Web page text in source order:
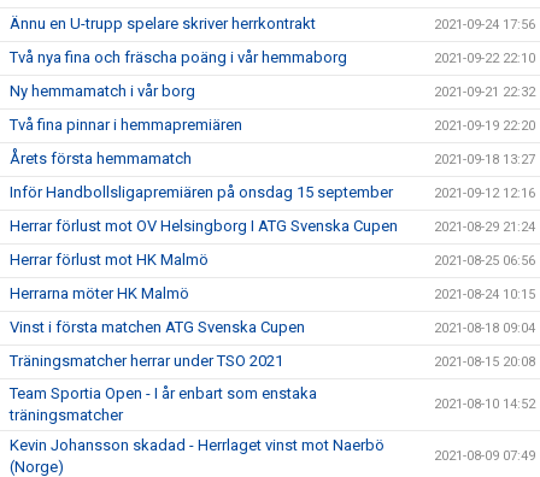
Ännu en U-trupp spelare skriver herrkontrakt 2021-09-24 17:56
Två nya fina och fräscha poäng i vår hemmaborg 2021-09-22 22:10
Ny hemmamatch i vår borg 2021-09-21 22:32
Två fina pinnar i hemmapremiären 2021-09-19 22:20
Årets första hemmamatch 2021-09-18 13:27
Inför Handbollsligapremiären på onsdag 15 september 2021-09-12 12:16
Herrar förlust mot OV Helsingborg I ATG Svenska Cupen 2021-08-29 21:24
Herrar förlust mot HK Malmö 2021-08-25 06:56
Herrarna möter HK Malmö 2021-08-24 10:15
Vinst i första matchen ATG Svenska Cupen 2021-08-18 09:04
Träningsmatcher herrar under TSO 2021 2021-08-15 20:08
Team Sportia Open - I år enbart som enstaka
träningsmatcher
2021-08-10 14:52
Kevin Johansson skadad - Herrlaget vinst mot Naerbö
(Norge)
2021-08-09 07:49